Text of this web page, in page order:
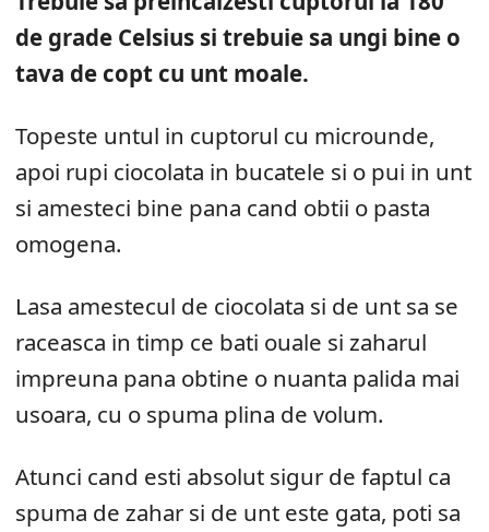
de grade Celsius si trebuie sa ungi bine o
tava de copt cu unt moale.
Topeste untul in cuptorul cu microunde,
apoi rupi ciocolata in bucatele si o pui in unt
si amesteci bine pana cand obtii o pasta
omogena.
Lasa amestecul de ciocolata si de unt sa se
raceasca in timp ce bati ouale si zaharul
impreuna pana obtine o nuanta palida mai
usoara, cu o spuma plina de volum.
Atunci cand esti absolut sigur de faptul ca
spuma de zahar si de unt este gata, poti sa